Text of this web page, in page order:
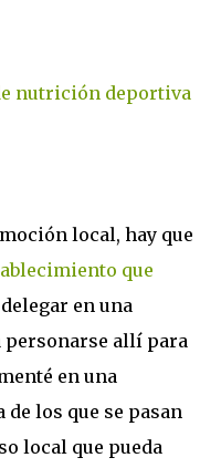
nutrición deportiva
local, hay que
que
delegar en una
personarse allí para
en una
los que se pasan
local que pueda